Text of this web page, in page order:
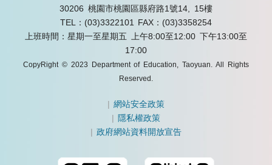
30206 桃園市桃園區縣府路1號14, 15樓
TEL：(03)3322101
FAX：(03)3358254
上班時間：星期一至星期五 上午8:00至12:00 下午13:00至
17:00
CopyRight © 2023 Department of Education, Taoyuan. All Rights
Reserved.
|網站安全政策
|隱私權政策
|政府網站資料開放宣告